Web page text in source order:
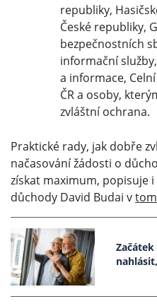
republiky,
České republiky,
bezpečnostních
informační
a informace,
ČR a osoby,
zvláštní ochrana.
Praktické rady, jak dobře
načasování žádosti o
získat maximum, popisuje
důchody David Budai v